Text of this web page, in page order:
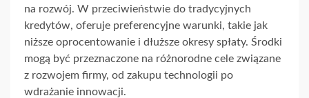
na rozwój. W przeciwieństwie do tradycyjnych
kredytów, oferuje preferencyjne warunki, takie jak
niższe oprocentowanie i dłuższe okresy spłaty. Środki
mogą być przeznaczone na różnorodne cele związane
z rozwojem firmy, od zakupu technologii po
wdrażanie innowacji.